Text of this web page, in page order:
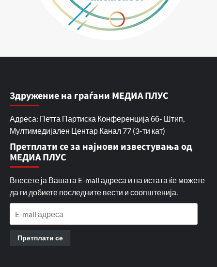
Здружение на граѓани МЕДИА ПЛУС
Адреса: Петта Партиска Конференција бб- Штип,
Мултимедијален Центар Канал 77 (3-ти кат)
Претплати се за најнови известувања од
МЕДИА ПЛУС
Внесете ја Вашата E-mail адреса и на истата ќе можете
да ги добиете последните вести и соопштенија.
Претплати се